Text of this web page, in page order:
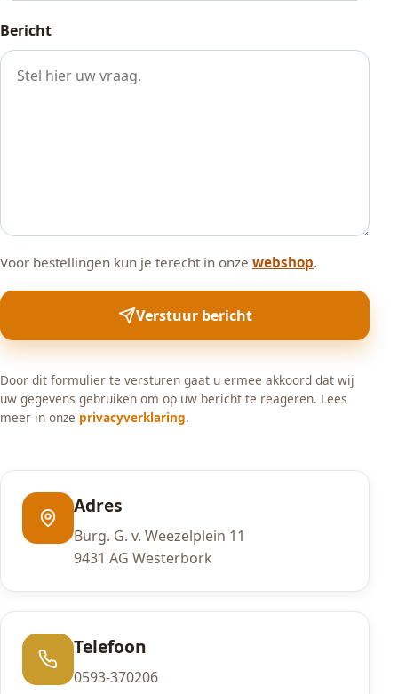
Bericht
Voor bestellingen kun je terecht in onze webshop.
Verstuur bericht
Door dit formulier te versturen gaat u ermee akkoord dat wij
uw gegevens gebruiken om op uw bericht te reageren. Lees
meer in onze privacyverklaring.
Adres
Burg. G. v. Weezelplein 11
9431 AG Westerbork
Telefoon
0593-370206